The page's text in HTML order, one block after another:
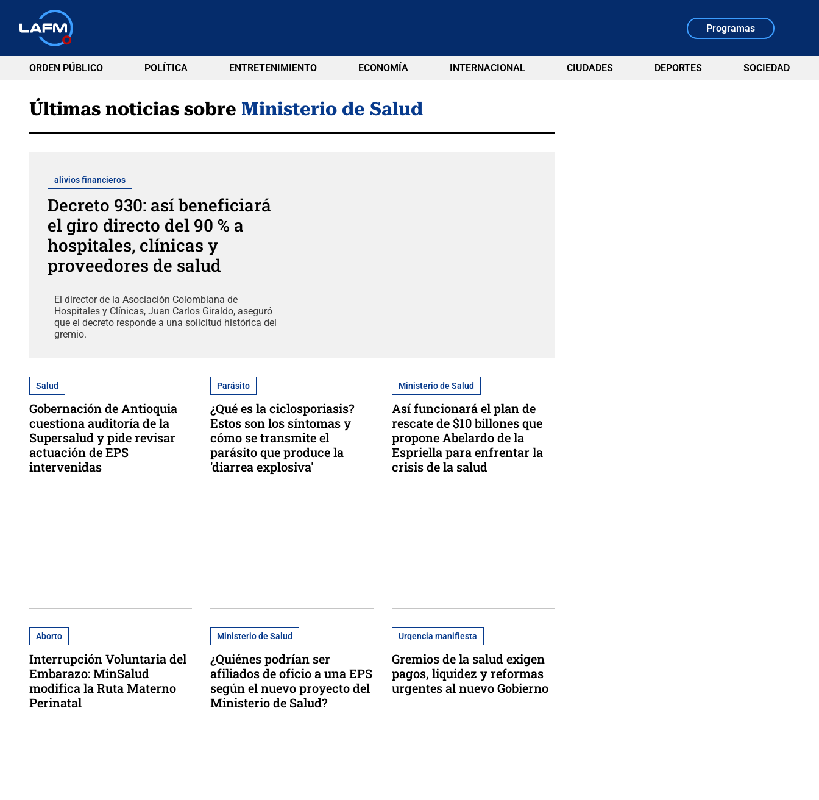
Programas
ORDEN PÚBLICO POLÍTICA ENTRETENIMIENTO ECONOMÍA INTERNACIONAL CIUDADES DEPORTES SOCIEDAD
Últimas noticias sobre Ministerio de Salud
alivios financieros
Decreto 930: así beneficiará
el giro directo del 90 % a
hospitales, clínicas y
proveedores de salud
El director de la Asociación Colombiana de
Hospitales y Clínicas, Juan Carlos Giraldo, aseguró
que el decreto responde a una solicitud histórica del
gremio.
Salud
Gobernación de Antioquia
cuestiona auditoría de la
Supersalud y pide revisar
actuación de EPS
intervenidas
Parásito
¿Qué es la ciclosporiasis?
Estos son los síntomas y
cómo se transmite el
parásito que produce la
'diarrea explosiva'
Ministerio de Salud
Así funcionará el plan de
rescate de $10 billones que
propone Abelardo de la
Espriella para enfrentar la
crisis de la salud
Aborto
Interrupción Voluntaria del
Embarazo: MinSalud
modifica la Ruta Materno
Perinatal
Ministerio de Salud
¿Quiénes podrían ser
afiliados de oficio a una EPS
según el nuevo proyecto del
Ministerio de Salud?
Urgencia manifiesta
Gremios de la salud exigen
pagos, liquidez y reformas
urgentes al nuevo Gobierno